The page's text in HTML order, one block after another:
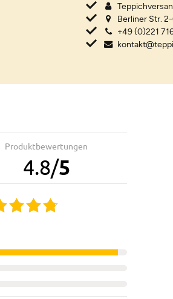
Berliner Str.
+49 (0)221
Produktbewertungen
4.8/5